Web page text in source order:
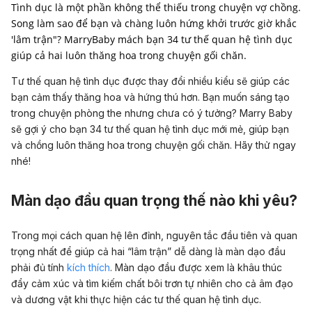
Tình dục là một phần không thể thiếu trong chuyện vợ chồng.
Song làm sao để bạn và chàng luôn hứng khởi trước giờ khắc
'lâm trận"? MarryBaby mách bạn 34 tư thế quan hệ tình dục
giúp cả hai luôn thăng hoa trong chuyện gối chăn.
Tư thế quan hệ tình dục được thay đổi nhiều kiểu sẽ giúp các
bạn cảm thấy thăng hoa và hứng thú hơn. Bạn muốn sáng tạo
trong chuyện phòng the nhưng chưa có ý tưởng? Marry Baby
sẽ gợi ý cho bạn 34 tư thế quan hệ tình dục mới mẻ, giúp bạn
và chồng luôn thăng hoa trong chuyện gối chăn. Hãy thử ngay
nhé!
Màn dạo đầu quan trọng thế nào khi yêu?
Trong mọi cách quan hệ lên đỉnh, nguyên tắc đầu tiên và quan
trọng nhất để giúp cả hai “lâm trận” dễ dàng là màn dạo đầu
phải đủ tính kích thích. Màn dạo đầu được xem là khâu thúc
đẩy cảm xúc và tìm kiếm chất bôi trơn tự nhiên cho cả âm đạo
và dương vật khi thực hiện các tư thế quan hệ tình dục.